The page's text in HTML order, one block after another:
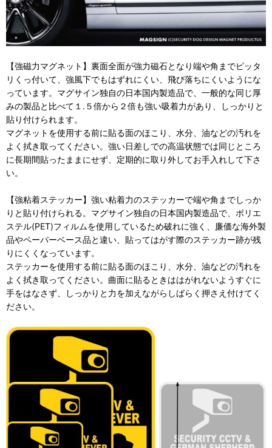
【強磁力マグネット】裏面全面が強力磁石となり端や角までピッタ
リくっ付いて、強風下でもはずれにくい、飛び落ちにくいようにな
っています。マグサイン独自の日本国内製造品で、一般的な同じ厚
みの製品と比べて１.５倍から２倍も強い吸着力があり、しっかりと
貼り付けられます。
マグネットを使用する前に貼る面のほこり、水分、油などの汚れを
よく拭き取ってください。強い日差しでの高温状態では同じところ
に長期間貼ったままにせず、定期的に取り外してお手入れして下さ
い。
【強粘着ステッカー】強い粘着力のステッカーで端や角までしっか
りと貼り付けられる。マグサイン独自の日本国内製造品で、ポリエ
ステル(PET)フィルムを使用しているため破れに強く、廉価な海外製
品やペーパーベース品と違い、貼ってはがす際のステッカー跡が残
りにくくなっています。
ステッカーを使用する前に貼る面のほこり、水分、油などの汚れを
よく拭き取ってください。曲面に貼るときははがれないようすぐに
手をはなさず、しっかりと力を加えながらしばらく押さえ付けてく
ださい。